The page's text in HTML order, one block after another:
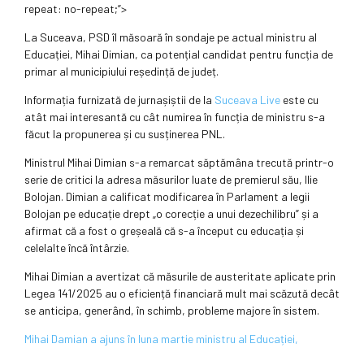
repeat: no-repeat;”>
La Suceava, PSD îl măsoară în sondaje pe actual ministru al
Educației, Mihai Dimian, ca potențial candidat pentru funcția de
primar al municipiului reședință de județ.
Informația furnizată de jurnașiștii de la Suceava Live este cu
atât mai interesantă cu cât numirea în funcția de ministru s-a
făcut la propunerea și cu susținerea PNL.
Ministrul Mihai Dimian s-a remarcat săptămâna trecută printr-o
serie de critici la adresa măsurilor luate de premierul său, Ilie
Bolojan. Dimian a calificat modificarea în Parlament a legii
Bolojan pe educație drept „o corecție a unui dezechilibru” și a
afirmat că a fost o greșeală că s-a început cu educația și
celelalte încă întârzie.
Mihai Dimian a avertizat că măsurile de austeritate aplicate prin
Legea 141/2025 au o eficiență financiară mult mai scăzută decât
se anticipa, generând, în schimb, probleme majore în sistem.
Mihai Damian a ajuns în luna martie ministru al Educației,